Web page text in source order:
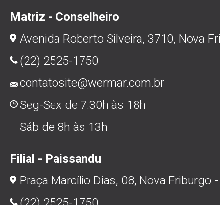
Matriz - Conselheiro
Avenida Roberto Silveira, 3710, Nova
(22) 2525-1750
contatosite@wermar.com.br
Seg-Sex de 7:30h às 18h
Sáb de 8h às 13h
Filial - Paissandu
Praça Marcílio Dias, 08, Nova Friburgo